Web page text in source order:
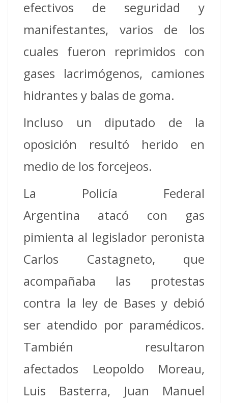
efectivos de seguridad y
manifestantes, varios de los
cuales fueron reprimidos con
gases lacrimógenos, camiones
hidrantes y balas de goma.
Incluso un diputado de la
oposición resultó herido en
medio de los forcejeos.
La Policía Federal
Argentina atacó con gas
pimienta al legislador peronista
Carlos Castagneto, que
acompañaba las protestas
contra la ley de Bases y debió
ser atendido por paramédicos.
También resultaron
afectados Leopoldo Moreau,
Luis Basterra, Juan Manuel